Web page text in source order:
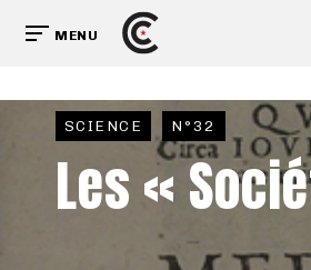
MENU
SCIENCE N°32
Les «